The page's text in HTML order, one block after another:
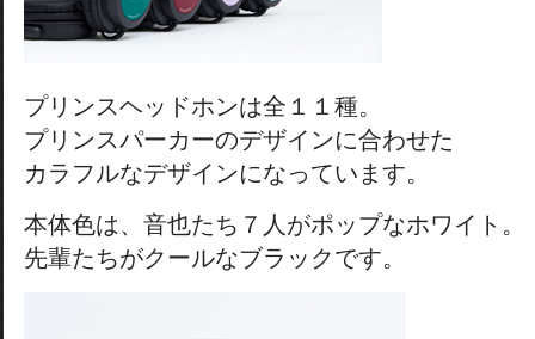
プリンスヘッドホンは全１１種。
プリンスパーカーのデザインに合わせた
カラフルなデザインになっています。
本体色は、音也たち７人がポップなホワイト。
先輩たちがクールなブラックです。